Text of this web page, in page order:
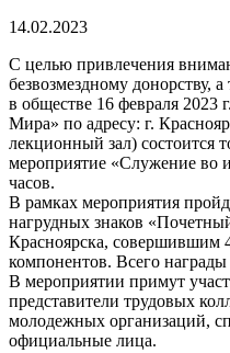
14.02.2023
С целью привлечения
безвозмездному донорству,
в обществе 16 февраля
Мира» по адресу: г.
лекционный зал) состоится
мероприятие «Служение во
часов.
В рамках мероприятия
нагрудных знаков
Красноярска, совершившим
компонентов. Всего награды
В мероприятии примут
представители трудовых
молодежных организаций,
официальные лица.